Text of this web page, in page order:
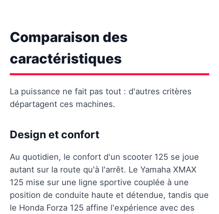
Comparaison des
caractéristiques
La puissance ne fait pas tout : d'autres critères
départagent ces machines.
Design et confort
Au quotidien, le confort d'un scooter 125 se joue
autant sur la route qu'à l'arrêt. Le Yamaha XMAX
125 mise sur une ligne sportive couplée à une
position de conduite haute et détendue, tandis que
le Honda Forza 125 affine l'expérience avec des